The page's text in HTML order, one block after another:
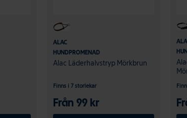
ALAC
HUNDPROMENAD
Alac Läderhalvstryp Mörkbrun
Finns i 7 storlekar
Från 99 kr